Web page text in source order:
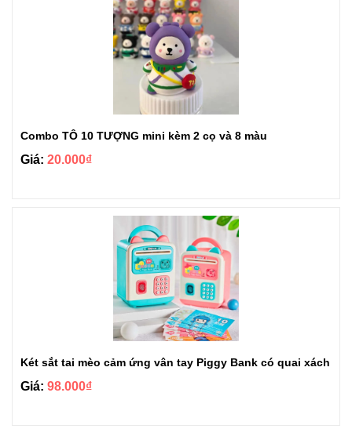
Combo TÔ 10 TƯỢNG mini kèm 2 cọ và 8 màu
Giá: 20.000₫
Két sắt tai mèo cảm ứng vân tay Piggy Bank có quai xách
Giá: 98.000₫